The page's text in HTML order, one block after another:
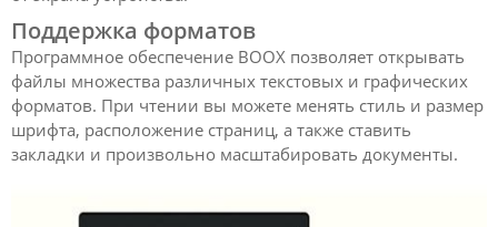
Поддержка форматов
Программное обеспечение BOOX позволяет открывать
файлы множества различных текстовых и графических
форматов. При чтении вы можете менять стиль и размер
шрифта, расположение страниц, а также ставить
закладки и произвольно масштабировать документы.